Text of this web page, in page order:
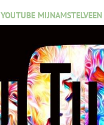
YOUTUBE MIJNAMSTELVEEN